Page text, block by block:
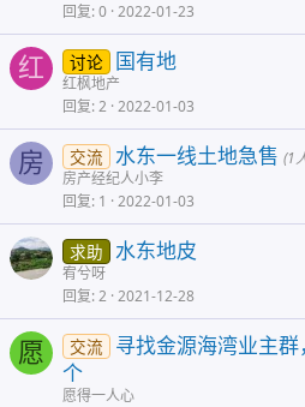
回复 0 2022-01-23
红 讨论 国有地
红枫地产
回复 2 2022-01-03
房 交流 水东一线土地急售 (1
房产经纪人小李
回复 1 2022-01-03
求助 水东地皮
宥兮呀
回复 2 2021-12-28
愿 交流
寻找金源海湾业主
个
愿得一人心